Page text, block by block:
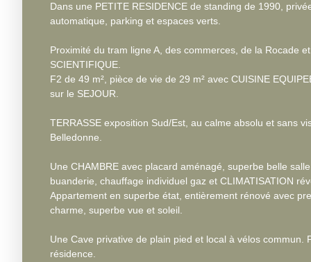
Dans une PETITE RESIDENCE de standing de 1990,
automatique, parking et espaces verts.
Proximité du tram ligne A, des commerces, de la Rocade
SCIENTIFIQUE.
F2 de 49 m², pièce de vie de 29 m² avec CUISINE
sur le SEJOUR.
TERRASSE exposition Sud/Est, au calme absolu et sans
Belledonne.
Une CHAMBRE avec placard aménagé, superbe belle
buanderie, chauffage individuel gaz et CLIMATISATION
Appartement en superbe état, entièrement rénové avec
charme, superbe vue et soleil.
Une Cave privative de plain pied et local à vélos commun.
résidence.